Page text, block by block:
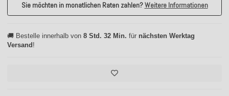
Sie möchten in monatlichen Raten zahlen?Weitere Informationen
🚚 Bestelle innerhalb von 8 Std. 32 Min. für nächsten Werktag
Versand !